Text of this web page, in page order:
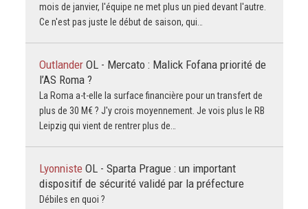
mois de janvier, l'équipe ne met plus un pied devant l'autre.
Ce n'est pas juste le début de saison, qui…
Outlander OL - Mercato : Malick Fofana priorité de
l’AS Roma ?
La Roma a-t-elle la surface financière pour un transfert de
plus de 30 M€ ? J'y crois moyennement. Je vois plus le RB
Leipzig qui vient de rentrer plus de…
Lyonniste OL - Sparta Prague : un important
dispositif de sécurité validé par la préfecture
Débiles en quoi ?